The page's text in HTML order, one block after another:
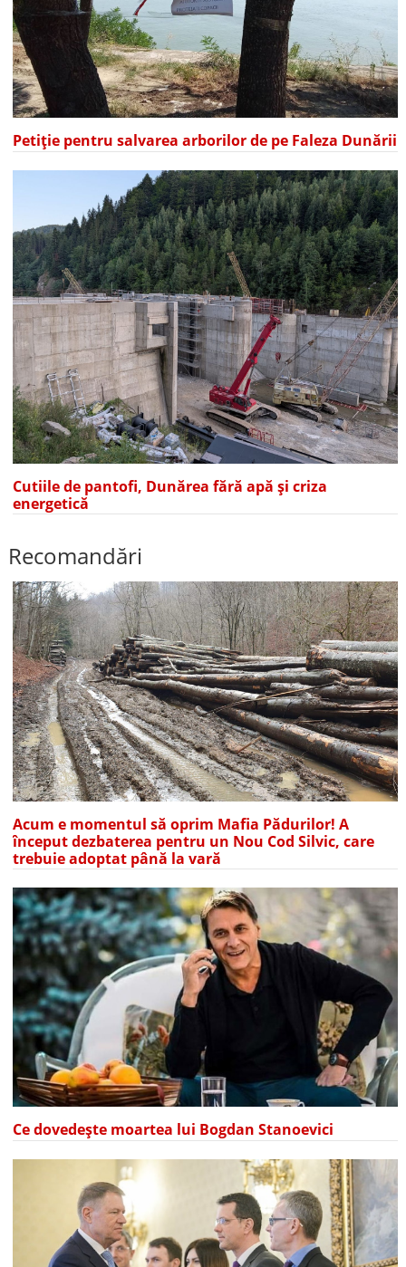
Petiție pentru salvarea arborilor de pe Faleza Dunării
Cutiile de pantofi, Dunărea fără apă și criza
energetică
Recomandări
Acum e momentul să oprim Mafia Pădurilor! A
început dezbaterea pentru un Nou Cod Silvic, care
trebuie adoptat până la vară
Ce dovedește moartea lui Bogdan Stanoevici